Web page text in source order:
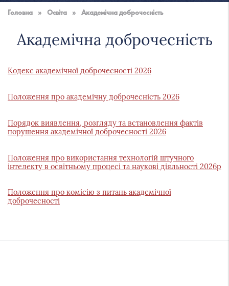
музична
України
Головна » Освіта » Академічна доброчесність
Академічна доброчесність
Кодекс академічної доброчесності 2026
Положення про академічну доброчесність 2026
Порядок виявлення, розгляду та встановлення фактів
порушення академічної доброчесності 2026
Положення про використання технологій штучного
інтелекту в освітньому процесі та наукові діяльності 2026р
Положення про комісію з питань академічної
доброчесності